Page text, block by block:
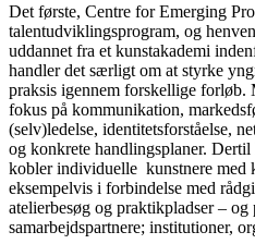
Det første, Centre for Emerging
talentudviklingsprogram, og
uddannet fra et kunstakademi
handler det særligt om at styrke
praksis igennem forskellige forløb.
fokus på kommunikation,
(selv)ledelse, identitetsforståelse,
og konkrete handlingsplaner.
kobler individuelle kunstnere med
eksempelvis i forbindelse med
atelierbesøg og praktikpladser –
samarbejdspartnere; institutioner,